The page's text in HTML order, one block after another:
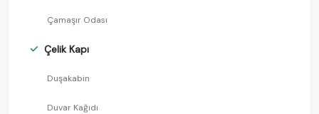
Çamaşır Odası
Çelik Kapı
Duşakabin
Duvar Kağıdı